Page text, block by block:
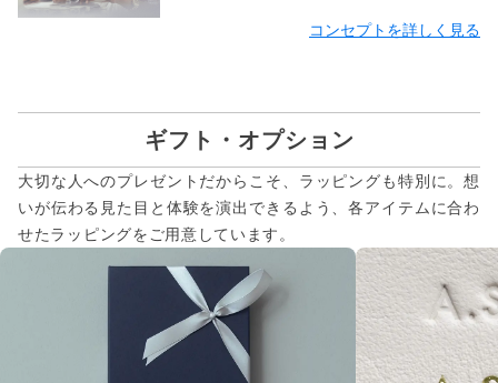
コンセプトを詳しく見る
ギフト・オプション
大切な人へのプレゼントだからこそ、ラッピングも特別に。想
いが伝わる見た目と体験を演出できるよう、各アイテムに合わ
せたラッピングをご用意しています。